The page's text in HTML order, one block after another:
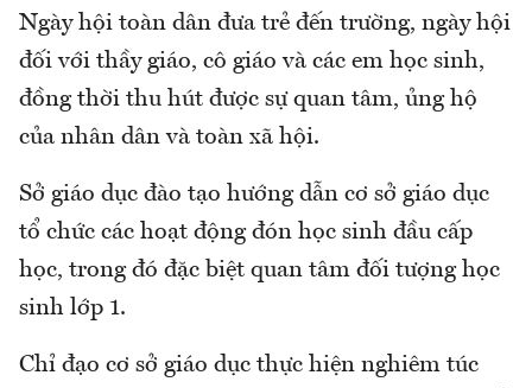
Ngày hội toàn dân đưa trẻ đến trường, ngày hội
đối với thầy giáo, cô giáo và các em học sinh,
đồng thời thu hút được sự quan tâm, ủng hộ
của nhân dân và toàn xã hội.
Sở giáo dục đào tạo hướng dẫn cơ sở giáo dục
tổ chức các hoạt động đón học sinh đầu cấp
học, trong đó đặc biệt quan tâm đối tượng học
sinh lớp 1.
Chỉ đạo cơ sở giáo dục thực hiện nghiêm túc